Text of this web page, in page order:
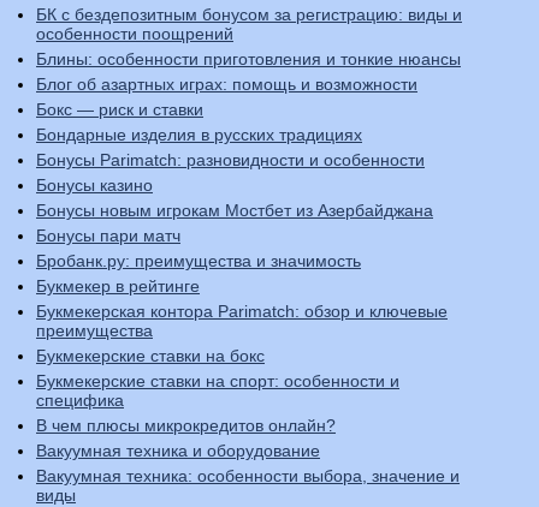
БК с бездепозитным бонусом за регистрацию: виды и
особенности поощрений
Блины: особенности приготовления и тонкие нюансы
Блог об азартных играх: помощь и возможности
Бокс — риск и ставки
Бондарные изделия в русских традициях
Бонусы Parimatch: разновидности и особенности
Бонусы казино
Бонусы новым игрокам Мостбет из Азербайджана
Бонусы пари матч
Бробанк.ру: преимущества и значимость
Букмекер в рейтинге
Букмекерская контора Parimatch: обзор и ключевые
преимущества
Букмекерские ставки на бокс
Букмекерские ставки на спорт: особенности и
специфика
В чем плюсы микрокредитов онлайн?
Вакуумная техника и оборудование
Вакуумная техника: особенности выбора, значение и
виды